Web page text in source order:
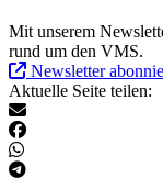
Mit unserem
rund um den VMS.
Newsletter
Aktuelle Seite teilen: